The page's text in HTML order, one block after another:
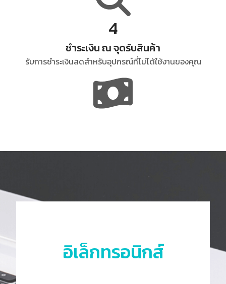
4
ชำระเงิน ณ จุดรับสินค้า
รับการชำระเงินสดสำหรับอุปกรณ์ที่ไม่ได้ใช้งานของคุณ
อิเล็กทรอนิกส์